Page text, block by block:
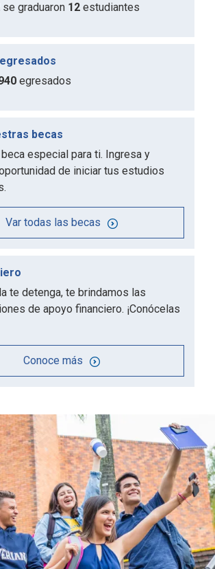
se graduaron 12 estudiantes
egresados
becas
beca especial para ti. Ingresa y
de iniciar tus estudios
Var todas las becas
te detenga, te brindamos las
de apoyo financiero. ¡Conócelas
Conoce más